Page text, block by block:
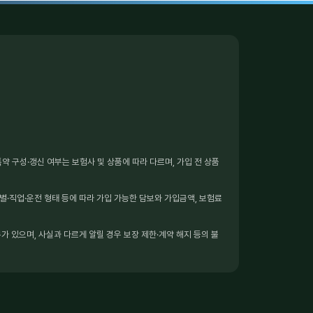
구성·갱신 여부는 보험사 및 상품에 따라 다르며, 가입 전 상품
직업·운전 형태 등에 따라 가입 가능한 담보와 가입금액, 보험료
있으며, 사실과 다르게 알릴 경우 보장 제한·계약 해지 등의 불